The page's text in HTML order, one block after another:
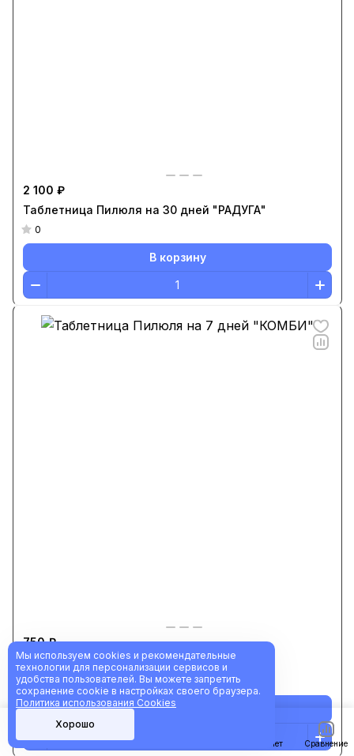
2 100 ₽
Таблетница Пилюля на 30 дней "РАДУГА"
0
В корзину
750 ₽
Таблетница Пилюля на 7 дней "КОМБИ"
0
В корзину
Главная Каталог Корзина Кабинет Сравнение
Мы используем cookies и рекомендательные
технологии для персонализации сервисов и
удобства пользователей. Вы можете запретить
сохранение cookie в настройках своего браузера.
Политика использования Cookies
Хорошо